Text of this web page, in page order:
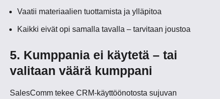
Vaatii materiaalien tuottamista ja ylläpitoa
Kaikki eivät opi samalla tavalla – tarvitaan joustoa
5. Kumppania ei käytetä – tai
valitaan väärä kumppani
SalesComm tekee CRM-käyttöönotosta sujuvan